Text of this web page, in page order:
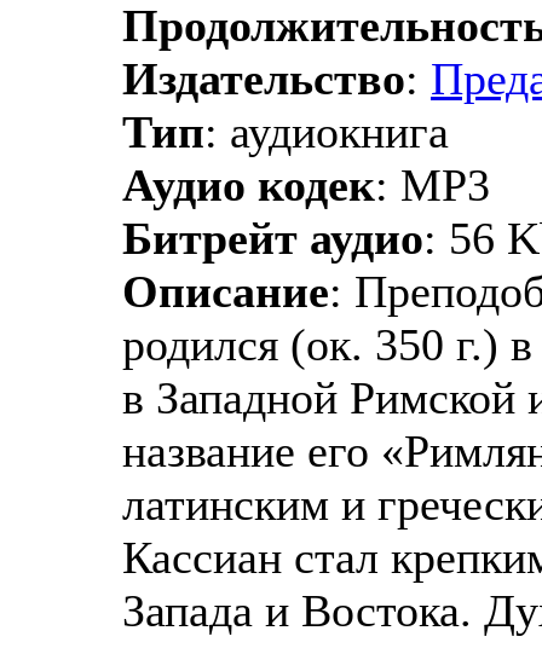
Издательство:
Тип: аудиокнига
Аудио кодек: MP3
Битрейт аудио: 56
Описание:
родился (ок. 350 г.)
в Западной
название его
латинским и
Кассиан стал
Запада и Востока.